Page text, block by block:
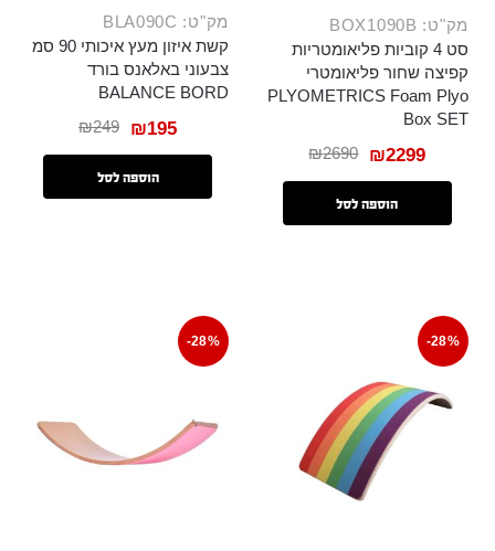
מק"ט: BOX1090B
סט 4 קוביות פליאומטריות
קפיצה שחור פליאומטרי
PLYOMETRICS Foam Plyo
Box SET
₪2690 ₪2299
הוספה לסל
מק"ט: BLA090C
קשת איזון מעץ איכותי 90 סמ
צבעוני באלאנס בורד
BALANCE BORD
₪249 ₪195
הוספה לסל
-28%
-28%